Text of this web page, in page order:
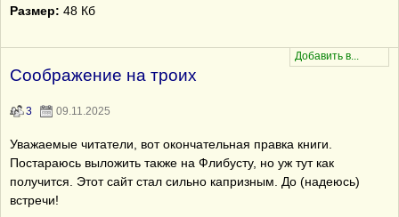
Размер: 48 Кб
Соображение на троих
3 09.11.2025
Уважаемые читатели, вот окончательная правка книги.
Постараюсь выложить также на Флибусту, но уж тут как
получится. Этот сайт стал сильно капризным. До (надеюсь)
встречи!